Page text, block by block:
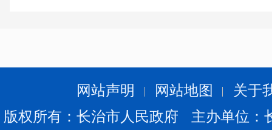
2024年9
网站声明 网站地图
关于
版权所有：长治市人民政府 主办单位